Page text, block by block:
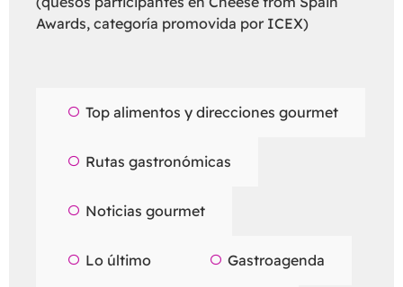
Awards, categoría promovida por ICEX)
Top alimentos y direcciones gourmet
Rutas gastronómicas
Noticias gourmet
Lo último Gastroagenda